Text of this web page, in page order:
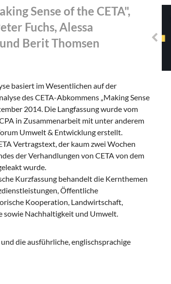
Sense of the CETA",
Fuchs, Alessa
Berit Thomsen
basiert im Wesentlichen auf der
des CETA-Abkommens „Making Sense
2014. Die Langfassung wurde vom
in Zusammenarbeit mit unter anderem
Umwelt & Entwicklung erstellt.
Vertragstext, der kaum zwei Wochen
der Verhandlungen von CETA von dem
wurde.
Kurzfassung behandelt die Kernthemen
Öffentliche
Kooperation, Landwirtschaft,
Nachhaltigkeit und Umwelt.
die ausführliche, englischsprachige
Solidarisches EUropa -
Mosaiklinke Perspektiven